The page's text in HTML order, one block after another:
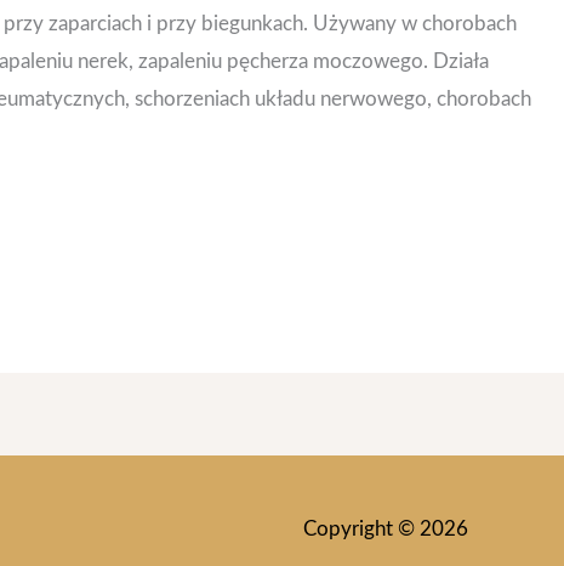
zaparciach i przy biegunkach. Używany w chorobach
nerek, zapaleniu pęcherza moczowego. Działa
schorzeniach układu nerwowego, chorobach
Copyright © 2026